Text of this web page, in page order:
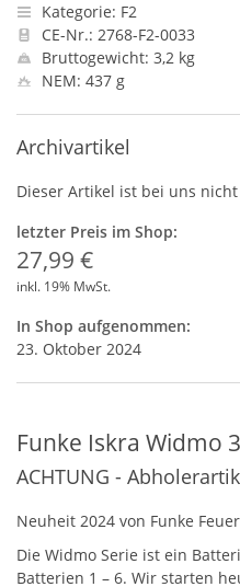
Kategorie: F2
CE-Nr.: 2768-F2-0033
Bruttogewicht: 3,2 kg
NEM: 437 g
Archivartikel
Dieser Artikel ist bei uns
letzter Preis im Shop:
27,99 €
inkl. 19% MwSt.
In Shop aufgenommen:
23. Oktober 2024
Funke Iskra Widmo
ACHTUNG -
Neuheit 2024 von Funke
Die Widmo Serie ist ein
Batterien 1 – 6. Wir starten